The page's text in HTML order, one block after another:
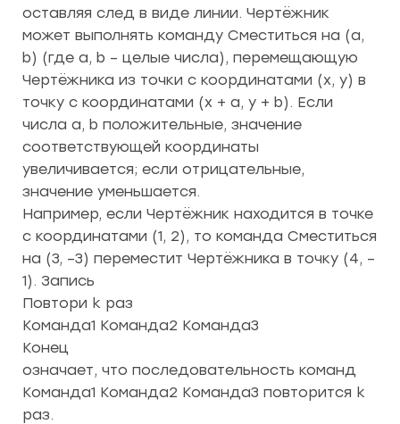
оставляя след в виде линии. Чертёжник
может выполнять команду Сместиться на (a,
b) (где a, b – целые числа), перемещающую
Чертёжника из точки с координатами (x, y) в
точку с координатами (x + a, y + b). Если
числа a, b положительные, значение
соответствующей координаты
увеличивается; если отрицательные,
значение уменьшается.
Например, если Чертёжник находится в точке
с координатами (1, 2), то команда Сместиться
на (3, –3) переместит Чертёжника в точку (4, –
1). Запись
Повтори k раз
Команда1 Команда2 Команда3
Конец
означает, что последовательность команд
Команда1 Команда2 Команда3 повторится k
раз.